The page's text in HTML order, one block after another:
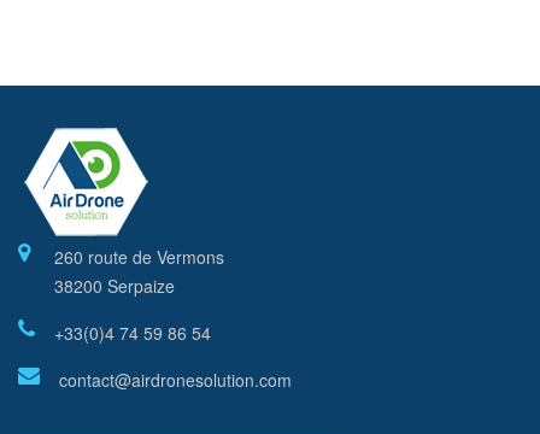
260 route de Vermons
38200 Serpaize
+33(0)4 74 59 86 54
contact@airdronesolution.com